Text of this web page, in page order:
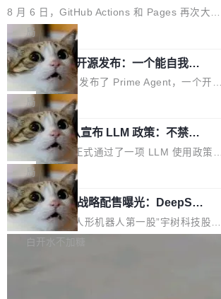
026 的读者：「看了篇 ...
认为最重要的一个——复杂度恰到好处，刚好能
驱动你去学 CuTe，但还没被那些"邪恶的" Hopp
er++ 优化所淹没，足够容易修改和适配。 更关
键的是 FA2 的持久性...
型智能设备的开发、连接与互联提供关键支撑，
也为产业链企业探索产品创新与商业增长打开新
的空间。 8月14日，开源鸿蒙智能硬件开发者日
（OHDD：OpenHarmony Hardware Develope
r Day）将在杭州启航。活动面向智能硬件产业
链企业和开发者，邀请行业专家与资深技术顾
问，围绕开源鸿蒙技术能力、设备适配、芯片适
配、功耗与稳定性调优、兼容性测评及统一互联
等内容展开系统讲解和实战交流，帮助企业进一
步了解开源鸿蒙在智能...
8 月 6 日，GitHub Actions 和 Pages 再次大规
模服务降级，Actions 完全不可用超过 5 小时，
webhook 停发，连自托管 runner 也因调度层故
障无法工作。Pages、Copilot code review、C
opilot coding agent 全部受影响。从检测到完全
恢复，大约 12 小时。 这是 2026 年 8 月的第六
起事故，其中四起与 AI/Copilot 服务相关。 Git
Hub 员工 kdaigle 在 HN 讨论中贴出了一组数
据：2025 年全年 10 亿次 commit。现在，每周
2.75 亿次，全年预计 140 亿次。GitHub...
局
Prime Agent 开源发布：一个能自我改
进的编程 Agent，ARC-AGI 3 超越人类
专家基线
Prime Intellect 发布了 Prime Agent，一个开源
的编程 Agent Harness，核心设计围绕两个抽
象：Recursive Language Model（RLM）和 C
ontinual Harness。在 ARC-AGI 3 基准测试
上，Prime Agent + Opus 5 的组合达到了 95.
5% RHAE Best@1，超过了 ARC 报告的人类专
家基线 95.4%。 不是又一个 coding agent 包装
器 Prime Agent 的架构和市面上大多数 coding
agent 有本质区别。大多数 agent harness 的设
计是基于早期模型的能力—...
局
Rust 项目团队宣布 LLM 政策：不禁
止，但你要承认哪些代码不是你写的
Rust 语言项目正式通过了一项 LLM 使用政策，
覆盖 rust-lang/rust 单一仓库的代码贡献。这不
是项目级别的官方立场，目前由五个团队采纳，
但它可能是主流开源项目中关于 AI 辅助贡献最
细致的一份规则。 政策的核心只有一句话：LLM
可以用来分析、提炼、审阅、建议，但不能用
局
宇树科技 IPO 战略配售曝光：DeepSe
ek 获配 93.3 万股，锁定 36 个月
8月6日晚间，“人形机器人第一股”宇树科技股份
有限公司披露IPO发行价格及战略配售结果，杭
白开水不加糖